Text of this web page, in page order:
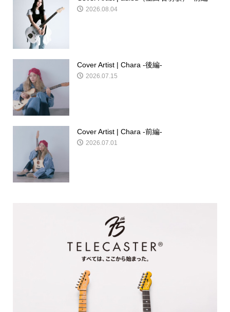
2026.08.04
Cover Artist | Chara -後編-
2026.07.15
Cover Artist | Chara -前編-
2026.07.01